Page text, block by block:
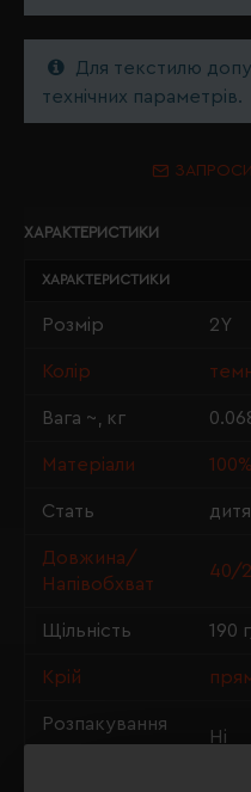
Для текстилю
технічних параметрів.
ХАРАКТЕРИСТИКИ
ХАРАКТЕРИСТИКИ
Розмір 2Y
Колір
Вага ~, кг
Матеріали
Стать
Довжина/
Напівобхват
40/
Щільність 190
Крій
Розпакування
упаковки
Ні